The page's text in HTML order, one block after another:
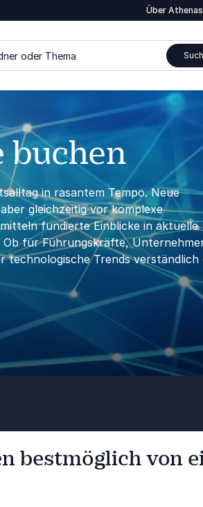
Über Athenas
oder Thema
buchen
in rasantem Tempo. Neue
gleichzeitig vor komplexe
fundierte Einblicke in aktuelle
für Führungskräfte,
technologische Trends
bestmöglich von